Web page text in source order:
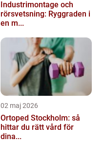
Industrimontage och
rörsvetsning: Ryggraden i
en m...
02 maj 2026
Ortoped Stockholm: så
hittar du rätt vård för
dina...